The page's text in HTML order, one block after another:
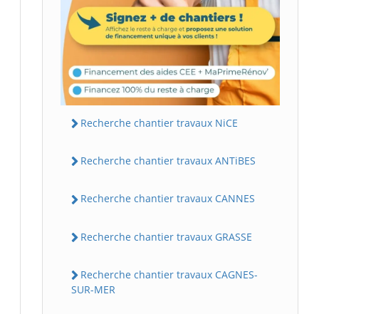
Recherche chantier travaux NiCE
Recherche chantier travaux ANTiBES
Recherche chantier travaux CANNES
Recherche chantier travaux GRASSE
Recherche chantier travaux CAGNES-
SUR-MER